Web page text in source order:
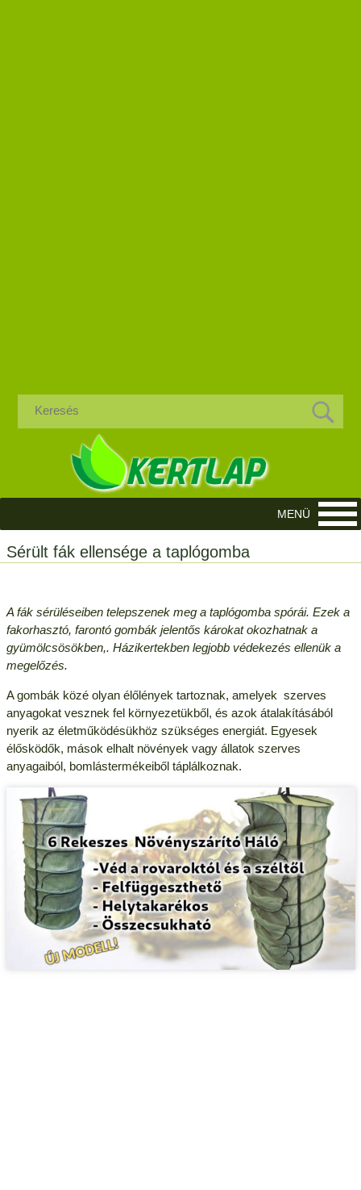
Sérült fák ellensége a taplógomba
A fák sérüléseiben telepszenek meg a taplógomba spórái. Ezek a
fakorhasztó, farontó gombák jelentős károkat okozhatnak a
gyümölcsösökben,. Házikertekben legjobb védekezés ellenük a
megelőzés.
A gombák közé olyan élőlények tartoznak, amelyek szerves
anyagokat vesznek fel környezetükből, és azok átalakításából
nyerik az életműködésükhöz szükséges energiát. Egyesek
élősködők, mások elhalt növények vagy állatok szerves
anyagaiból, bomlástermékeiből táplálkoznak.